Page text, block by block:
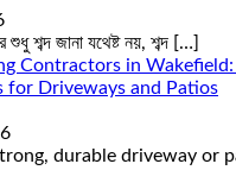
শুধু শব্দ জানা যথেষ্ট নয়, শব্দ […]
Contractors in Wakefield:
for Driveways and Patios
durable driveway or